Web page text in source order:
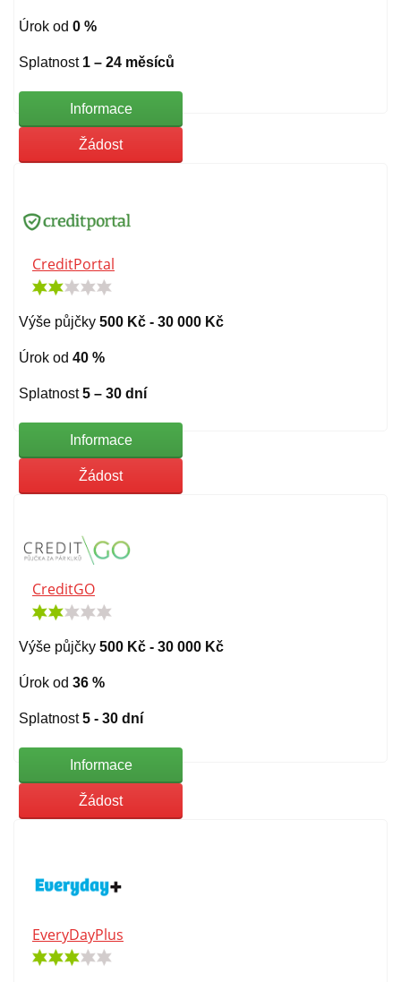
Úrok od 0 %
Splatnost 1 – 24 měsíců
Informace
Žádost
CreditPortal
Výše půjčky 500 Kč - 30 000 Kč
Úrok od 40 %
Splatnost 5 – 30 dní
Informace
Žádost
CreditGO
Výše půjčky 500 Kč - 30 000 Kč
Úrok od 36 %
Splatnost 5 - 30 dní
Informace
Žádost
EveryDayPlus